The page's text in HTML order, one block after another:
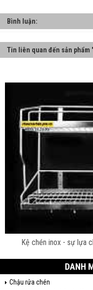
Bình luận:
Tin liên quan đến sản phẩm
Kệ chén inox - sự lựa
DANH
Chậu rửa chén